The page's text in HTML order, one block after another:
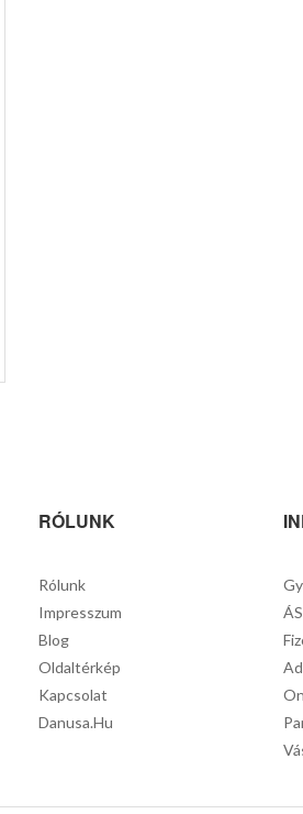
RÓLUNK
Rólunk
Impresszum
Blog
Oldaltérkép
Kapcsolat
Danusa.hu